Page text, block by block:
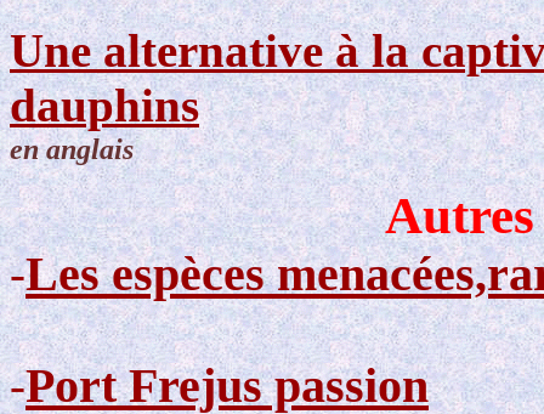
Une alternative à la
dauphins
en anglais
-Les espèces
-Port Frejus passion